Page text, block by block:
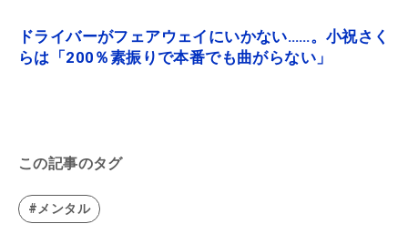
ドライバーがフェアウェイにいかない……。小祝さく
らは「200％素振りで本番でも曲がらない」
この記事のタグ
#メンタル